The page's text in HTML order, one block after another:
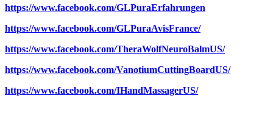
https://www.facebook.com/GLPuraErfahrungen
https://www.facebook.com/GLPuraAvisFrance/
https://www.facebook.com/TheraWolfNeuroBalmUS/
https://www.facebook.com/VanotiumCuttingBoardUS/
https://www.facebook.com/IHandMassagerUS/